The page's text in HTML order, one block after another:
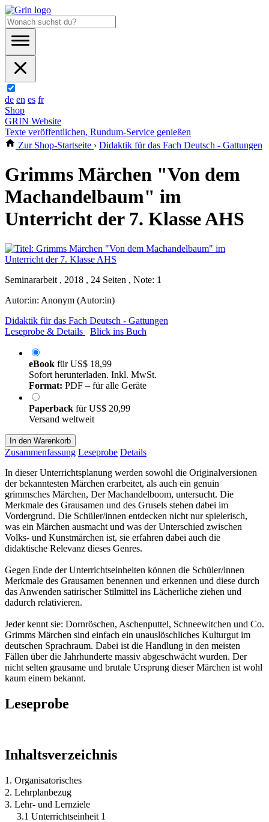
de en es fr
Shop
GRIN Website
Texte veröffentlichen, Rundum-Service genießen
Zur Shop-Startseite › Didaktik für das Fach Deutsch - Gattungen
Grimms Märchen "Von dem
Machandelbaum" im
Unterricht der 7. Klasse AHS
Seminararbeit , 2018 , 24 Seiten , Note: 1
Autor:in: Anonym (Autor:in)
Didaktik für das Fach Deutsch - Gattungen
Leseprobe & Details
Blick ins Buch
eBook fürUS$ 18,99
Sofort herunterladen. Inkl. MwSt.
Format: PDF – für alle Geräte
Paperback fürUS$ 20,99
Versand weltweit
In den Warenkorb
Zusammenfassung Leseprobe Details
In dieser Unterrichtsplanung werden sowohl die Originalversionen
der bekanntesten Märchen erarbeitet, als auch ein genuin
grimmsches Märchen, Der Machandelboom, untersucht. Die
Merkmale des Grausamen und des Grusels stehen dabei im
Vordergrund. Die Schüler/innen entdecken nicht nur spielerisch,
was ein Märchen ausmacht und was der Unterschied zwischen
Volks- und Kunstmärchen ist, sie erfahren dabei auch die
didaktische Relevanz dieses Genres.
Gegen Ende der Unterrichtseinheiten können die Schüler/innen
Merkmale des Grausamen benennen und erkennen und diese durch
das Anwenden satirischer Stilmittel ins Lächerliche ziehen und
dadurch relativieren.
Jeder kennt sie: Dornröschen, Aschenputtel, Schneewitchen und Co.
Grimms Märchen sind einfach ein unauslöschliches Kulturgut im
deutschen Sprachraum. Dabei ist die Handlung in den meisten
Fällen über die Jahrhunderte massiv abgeschwächt wurden. Der
nicht selten grausame und brutale Ursprung dieser Märchen ist wohl
kaum einem bekannt.
Leseprobe
Inhaltsverzeichnis
1. Organisatorisches
2. Lehrplanbezug
3. Lehr- und Lernziele
3.1 Unterrichtseinheit 1